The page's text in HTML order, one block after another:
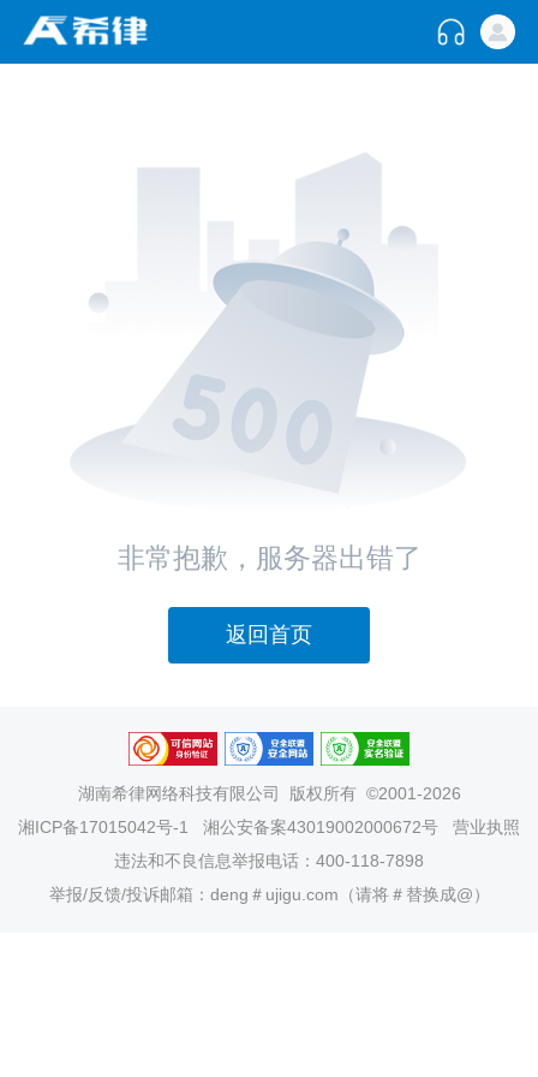
非常抱歉，服务器出错了
返回首页
湖南希律网络科技有限公司
版权所有 ©2001-2026
湘ICP备17015042号-1
湘公安备案43019002000672号
营业执照
违法和不良信息举报电话：400-118-7898
举报/反馈/投诉邮箱：deng＃ujigu.com（请将＃替换成@）